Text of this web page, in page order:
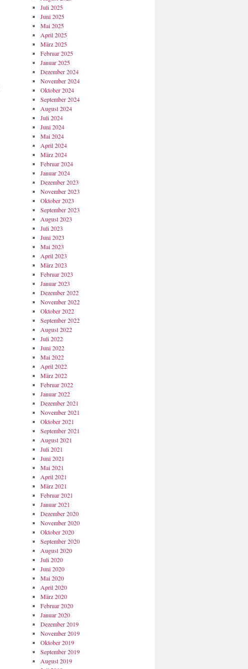
Juli 2025
Juni 2025
Mai 2025
April 2025
März 2025
Februar 2025
Januar 2025
Dezember 2024
November 2024
Oktober 2024
September 2024
August 2024
Juli 2024
Juni 2024
Mai 2024
April 2024
März 2024
Februar 2024
Januar 2024
Dezember 2023
November 2023
Oktober 2023
September 2023
August 2023
Juli 2023
Juni 2023
Mai 2023
April 2023
März 2023
Februar 2023
Januar 2023
Dezember 2022
November 2022
Oktober 2022
September 2022
August 2022
Juli 2022
Juni 2022
Mai 2022
April 2022
März 2022
Februar 2022
Januar 2022
Dezember 2021
November 2021
Oktober 2021
September 2021
August 2021
Juli 2021
Juni 2021
Mai 2021
April 2021
März 2021
Februar 2021
Januar 2021
Dezember 2020
November 2020
Oktober 2020
September 2020
August 2020
Juli 2020
Juni 2020
Mai 2020
April 2020
März 2020
Februar 2020
Januar 2020
Dezember 2019
November 2019
Oktober 2019
September 2019
August 2019